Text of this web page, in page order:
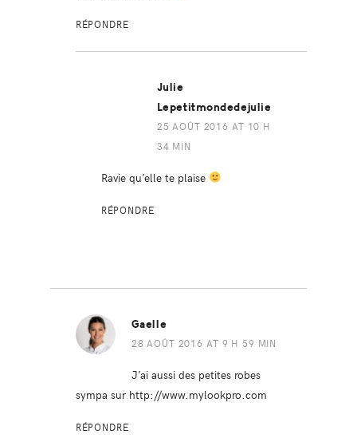
RÉPONDRE
Julie
Lepetitmondedejulie
25 AOÛT 2016 AT 10 H
34 MIN
Ravie qu’elle te plaise
RÉPONDRE
Gaelle
28 AOÛT 2016 AT 9 H 59 MIN
J’ai aussi des petites robes
sympa sur http://www.mylookpro.com
RÉPONDRE